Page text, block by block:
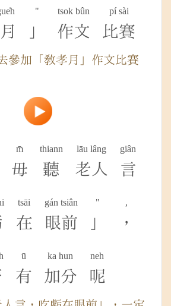
"
」
tsok bûn
作文
pí sài
比賽
參加「教孝月」作文比賽
m̄
毋
thiann
聽
lāu lâng
老人
giân
言
tsāi
在
gán tsiân
眼前
"
」
,
，
ū
有
ka hun
加分
neh
呢